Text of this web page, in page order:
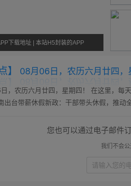
下载地址 | 本站H5封装的APP
】 08月06日，农历六月廿四，
，农历六月廿四，星期四！ 在这里，每
出台带薪休假新政：干部带头休假，推
您也可以通过电子邮件
我们不会